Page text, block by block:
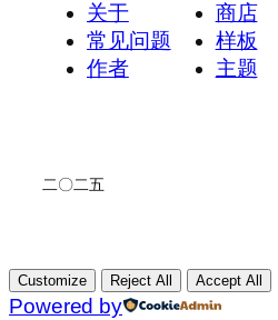
关于
常见问题
作者
商店
样板
主题
二〇二五
Customize Reject All Accept All
Powered by